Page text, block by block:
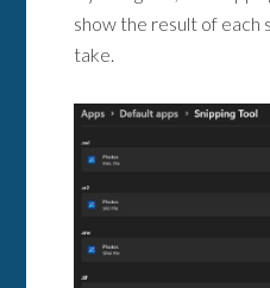
show the result of each
take.